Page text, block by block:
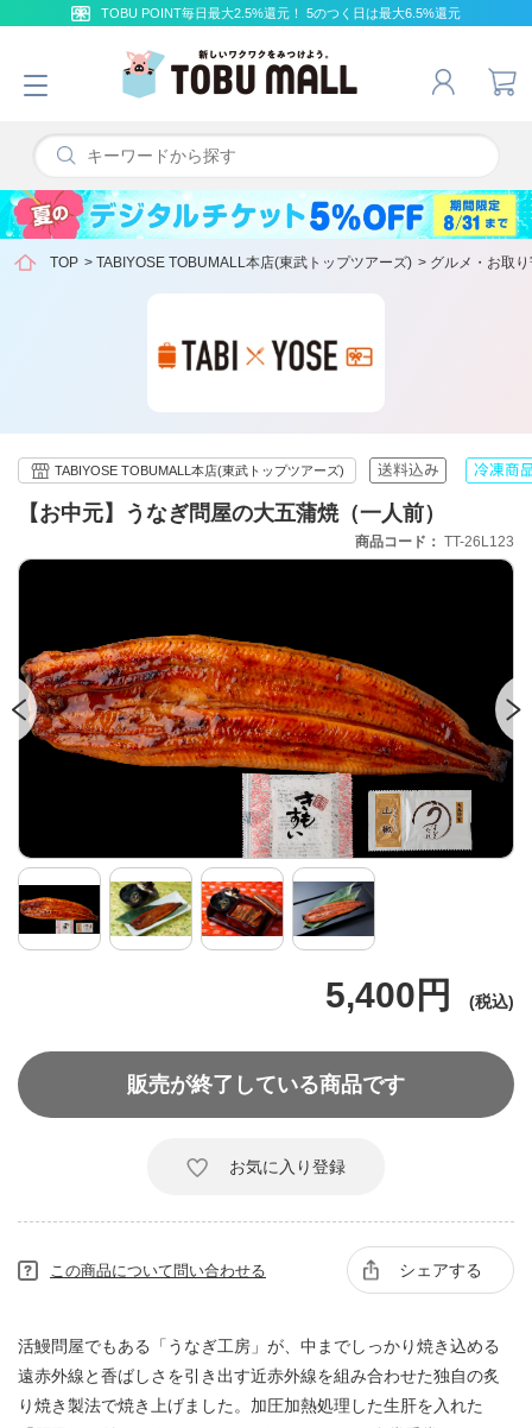
TOBU POINT毎日最大2.5%還元！ 5のつく日は最大6.5%還元
TOP > TABIYOSE TOBUMALL本店(東武トップツアーズ) > グルメ・お取
【お中元】うなぎ問屋の大五蒲焼（一人前）
TABIYOSE TOBUMALL本店(東武トップツアーズ)
5,400円
商品コード TT-26L123
お気に入り登録
販売が終了している商品です
この商品について問い合わせる シェアする
活鰻問屋でもある「うなぎ工房」が、中までしっかり焼き込める
遠赤外線と香ばしさを引き出す近赤外線を組み合わせた独自の炙
り焼き製法で焼き上げました。加圧加熱処理した生肝を入れた